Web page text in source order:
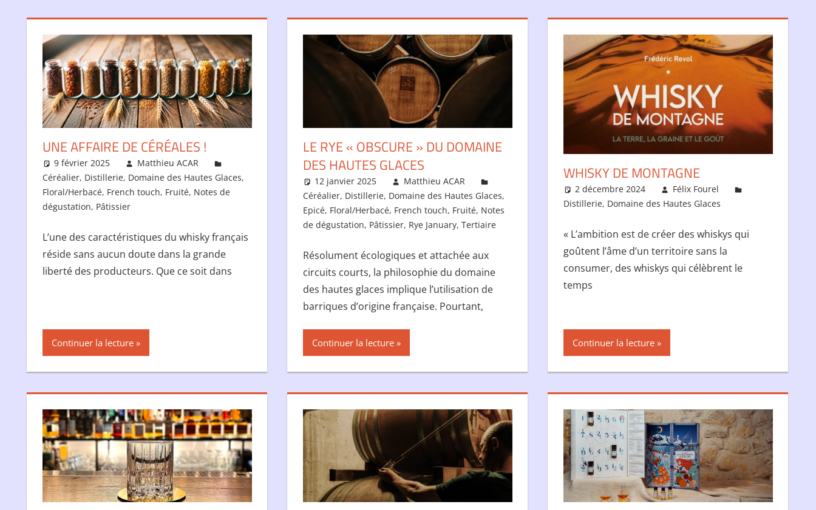
UNE AFFAIRE DE CÉRÉALES !
9 février 2025
Matthieu ACAR
Céréalier, Distillerie, Domaine des Hautes Glaces,
Floral/Herbacé, French touch, Fruité, Notes de
dégustation, Pâtissier
L’une des caractéristiques du whisky français
réside sans aucun doute dans la grande
liberté des producteurs. Que ce soit dans
Continuer la lecture
LE RYE « OBSCURE » DU DOMAINE
DES HAUTES GLACES
12 janvier 2025
Matthieu ACAR
Céréalier, Distillerie, Domaine des Hautes Glaces,
Epicé, Floral/Herbacé, French touch, Fruité, Notes
de dégustation, Pâtissier, Rye January, Tertiaire
Résolument écologiques et attachée aux
circuits courts, la philosophie du domaine
des hautes glaces implique l’utilisation de
barriques d’origine française. Pourtant,
Continuer la lecture
WHISKY DE MONTAGNE
2 décembre 2024
Félix Fourel
Distillerie, Domaine des Hautes Glaces
« L’ambition est de créer des whiskys qui
goûtent l’âme d’un territoire sans la
consumer, des whiskys qui célèbrent le
temps
Continuer la lecture